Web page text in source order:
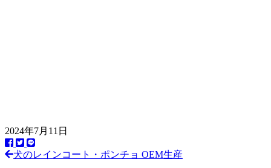
2024年7月11日
前犬のレインコート・ポンチョ OEM生産